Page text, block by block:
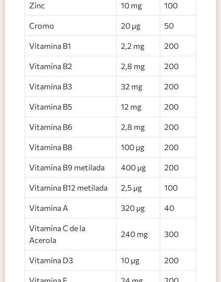
Zinc 10 mg 100
Cromo 20 μg 50
Vitamina B1 2,2 mg 200
Vitamina B2 2,8 mg 200
Vitamina B3 32 mg 200
Vitamina B5 12 mg 200
Vitamina B6 2,8 mg 200
Vitamina B8 100 μg 200
Vitamina B9 metilada 400 μg 200
Vitamina B12 metilada 2,5 μg 100
Vitamina A 320 μg 40
Vitamina C de la
Acerola
240 mg 300
Vitamina D3 10 μg 200